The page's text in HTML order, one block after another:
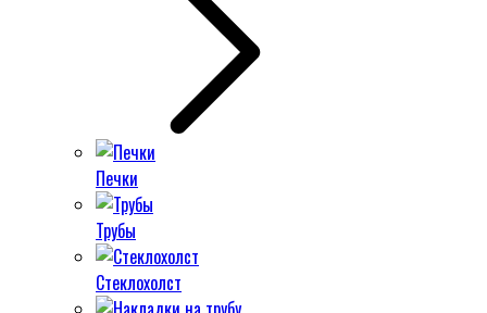
Печки
Трубы
Стеклохолст